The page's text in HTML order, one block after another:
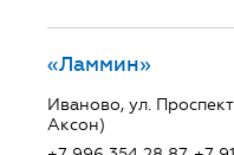
«Ламмин»
Иваново, ул.
Аксон)